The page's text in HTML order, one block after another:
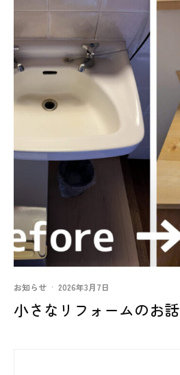
お知らせ · 2026年3月7日
小さなリフォームのお話